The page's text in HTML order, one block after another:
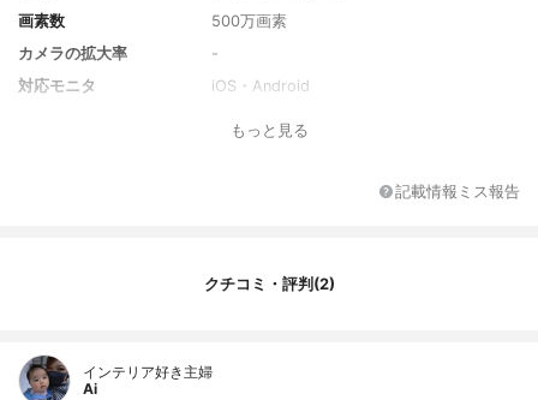
画素数
500万画素
カメラの拡大率
-
対応モニタ
iOS・Android
もっと見る
記載情報ミス報告
クチコミ・評判(2)
インテリア好き主婦
Ai